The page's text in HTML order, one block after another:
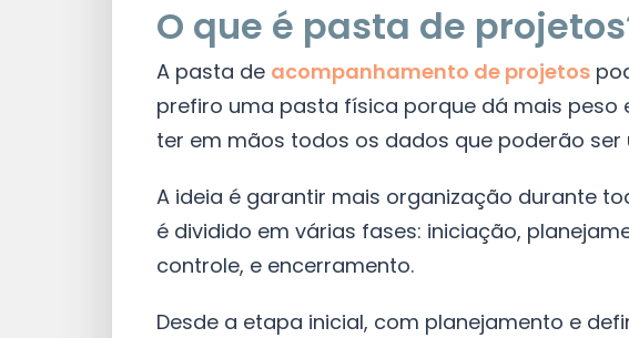
O que é pasta de
A pasta de acompanhamento de projetos
prefiro uma pasta física porque dá mais peso
ter em mãos todos os dados que poderão ser
A ideia é garantir mais organização durante
é dividido em várias fases: iniciação,
controle, e encerramento.
Desde a etapa inicial, com planejamento e